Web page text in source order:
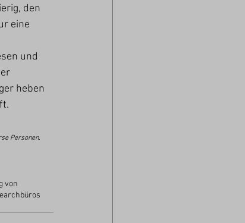
den
eine
und
heben
Personen.
von